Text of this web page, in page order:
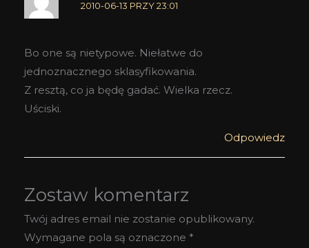
2010-06-13 PRZY 23:01
Bo one są nietypowe. Niełatwe do
jednoznacznego sklasyfikowania.
Z resztą, co ja będę gadać. Wielka rzecz.
Uściski.
Odpowiedz
Zostaw komentarz
Twój adres email nie zostanie opublikowany.
Wymagane pola są oznaczone *